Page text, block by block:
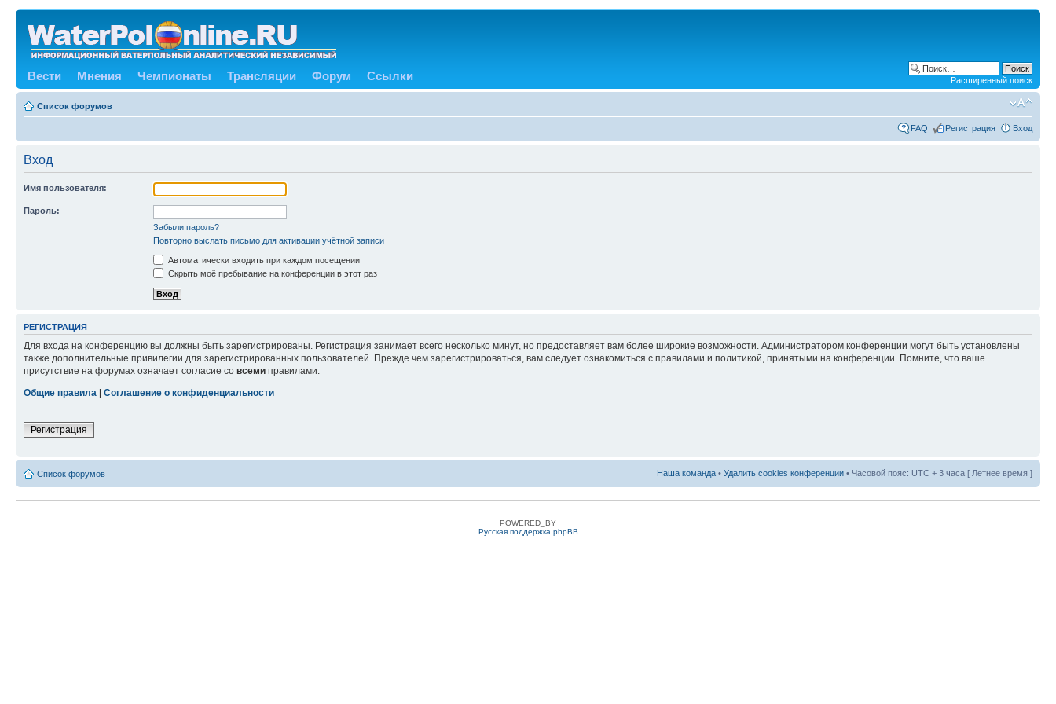
Вести Мнения Чемпионаты Трансляции Форум Ссылки Расширенный поиск
Список форумов
FAQ Регистрация Вход
Вход
Имя пользователя:
Пароль:
Забыли пароль?
Повторно выслать письмо для активации учётной записи
Автоматически входить при каждом посещении
Скрыть моё пребывание на конференции в этот раз
РЕГИСТРАЦИЯ
Для входа на конференцию вы должны быть зарегистрированы. Регистрация занимает всего несколько минут, но предоставляет вам более широкие возможности. Администратором конференции могут быть установлены
также дополнительные привилегии для зарегистрированных пользователей. Прежде чем зарегистрироваться, вам следует ознакомиться с правилами и политикой, принятыми на конференции. Помните, что ваше
присутствие на форумах означает согласие со всеми правилами.
Общие правила | Соглашение о конфиденциальности
Регистрация
Список форумов Наша команда • Удалить cookies конференции • Часовой пояс: UTC + 3 часа [ Летнее время ]
POWERED_BY
Русская поддержка phpBB